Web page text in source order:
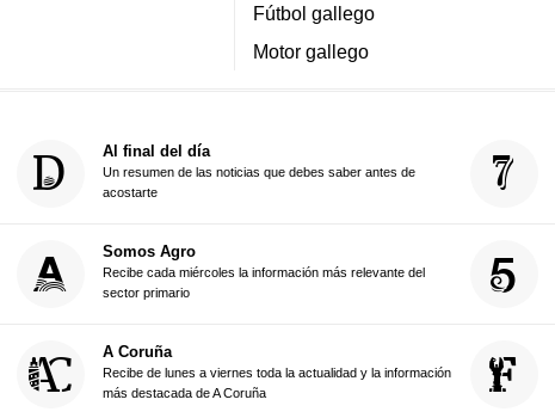
Fútbol gallego
Motor gallego
Al final del día
Un resumen de las noticias que debes saber antes de
acostarte
Somos Agro
Recibe cada miércoles la información más relevante del
sector primario
A Coruña
Recibe de lunes a viernes toda la actualidad y la información
más destacada de A Coruña